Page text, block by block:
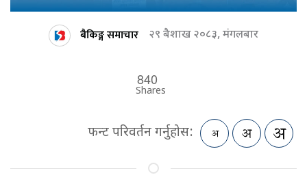
बैकिङ्ग समाचार २९ बैशाख २०८३, मंगलबार
840
Shares
फन्ट परिवर्तन गर्नुहोस: